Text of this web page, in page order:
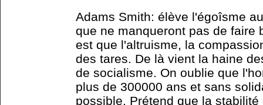
Adams Smith: élève l'égoîsme
que ne manqueront pas de faire
est que l'altruisme, la
des tares. De là vient la haine
de socialisme. On oublie que
plus de 300000 ans et sans
possible. Prétend que la